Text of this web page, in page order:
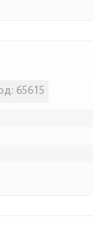
65615